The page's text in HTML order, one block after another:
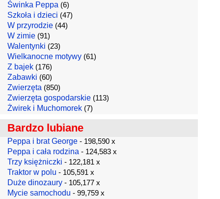
Świnka Peppa (6)
Szkoła i dzieci (47)
W przyrodzie (44)
W zimie (91)
Walentynki (23)
Wielkanocne motywy (61)
Z bajek (176)
Zabawki (60)
Zwierzęta (850)
Zwierzęta gospodarskie (113)
Żwirek i Muchomorek (7)
Bardzo lubiane
Peppa i brat George - 198,590 x
Peppa i cała rodzina - 124,583 x
Trzy księżniczki - 122,181 x
Traktor w polu - 105,591 x
Duże dinozaury - 105,177 x
Mycie samochodu - 99,759 x